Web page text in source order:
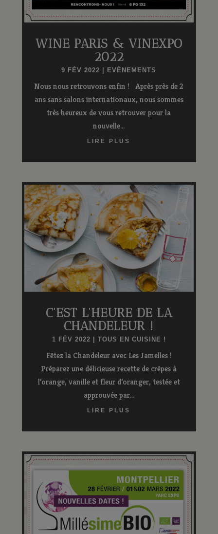
WINE PARIS & VINEXPO
2022
9 FÉV 2022 EVÈNEMENTS
Nous nous retrouvons enfin ! Après près de 2
ans sans salons internationaux, nous sommes
très heureux de vous retrouver pour la
nouvelle...
LIRE PLUS
C’EST L’HEURE DE LA
CHANDELEUR !
1 FÉV 2022 TOUS EN CUISINE !
Fêtez la Chandeleur avec Les Jamelles !
Préparez une délicieuse recette de crêpes à
l’orange, vanille et fleur d’oranger, testée et
approuvée par...
LIRE PLUS